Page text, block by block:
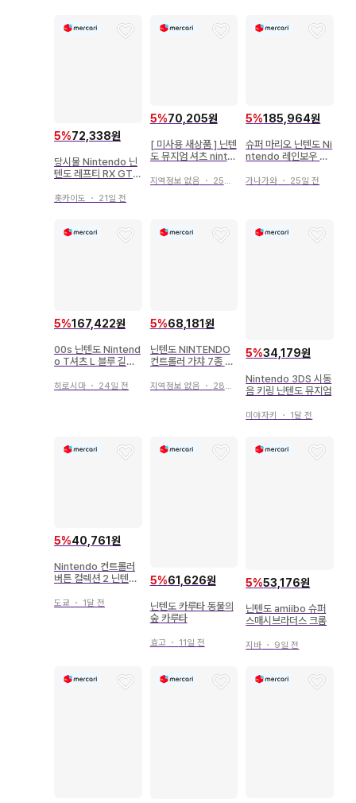
5%72,338원
당시물 Nintendo 닌
텐도 레프티 RX GT
홋카이도 ・ 21일 전
5%70,205원
[ 미사용 새상품 ] 닌텐
도 뮤지엄 셔츠 ninte
지역정보 없음 ・ 25일 전
5%185,964원
슈퍼 마리오 닌텐도 Ni
ntendo 레인보우 프
가나가와 ・ 25일 전
5%167,422원
00s 닌텐도 Nintend
o T셔츠 L 블루 길단
히로시마 ・ 24일 전
5%68,181원
닌텐도 NINTENDO
컨트롤러 가챠 7종 세
지역정보 없음 ・ 28일 전
5%34,179원
Nintendo 3DS 시동
음 키링 닌텐도 뮤지엄
미야자키 ・ 1달 전
5%40,761원
Nintendo 컨트롤러
버튼 컬렉션 2 닌텐도
도쿄 ・ 1달 전
5%61,626원
닌텐도 카루타 동물의
숲 카루타
효고・ 11일 전
5%53,176원
닌텐도 amiibo 슈퍼
스매시브라더스 크롬
지바 ・ 9일 전